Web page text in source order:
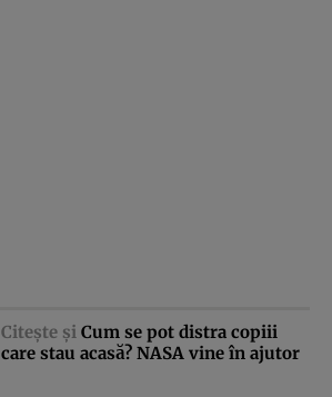
Citeşte şi Cum se pot distra copiii
care stau acasă? NASA vine în ajutor